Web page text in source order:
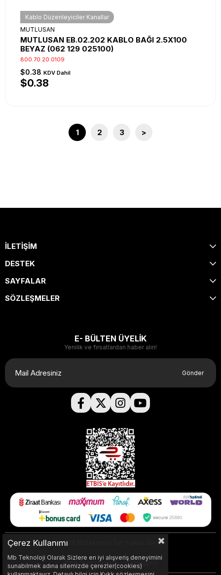
Kablo Düzenleyiciler Kanallar
MUTLUSAN
MUTLUSAN EB.02.202 KABLO BAĞI 2.5X100
BEYAZ (062 129 025100)
800.70.20.0109
$0.38 KDV Dahil
$0.38
1 2 3 >
İLETİŞİM
DESTEK
SAYFALAR
SÖZLEŞMELER
E- BÜLTEN ÜYELİK
Yenilik ve fırsatlardan haber alın!
Gönder
© 2026 MbTeknoloji Tüm Hakları Saklıdır.
Web Tasarım UI/UX >>GraFiVe <<
Çerez Kullanımı
Mb Teknoloji Olarak Sizlere en iyi alışveriş deneyimini
sunabilmek adına sitemizde çerezler(cookies)